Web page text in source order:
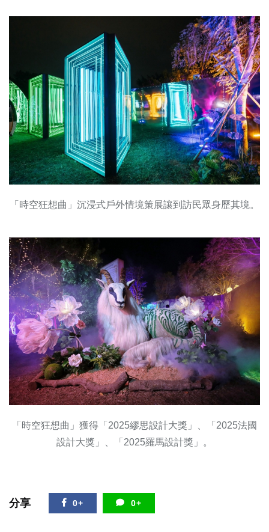
「時空狂想曲」沉浸式戶外情境策展讓到訪民眾身歷其境。
「時空狂想曲」獲得「2025繆思設計大獎」、「2025法國
設計大獎」、「2025羅馬設計獎」。
分享 0+ 0+